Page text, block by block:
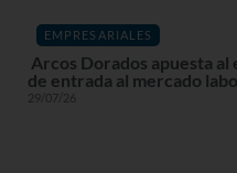
EMPRESARIALES
Arcos Dorados apuesta
de entrada al mercado
29/07/26